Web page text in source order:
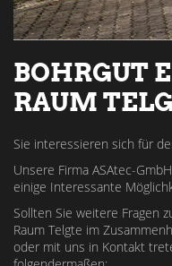
BOHRGUT
RAUM
Sie interessieren sich für
Unsere Firma ASAtec-
einige Interessante
Sollten Sie weitere Fragen
Raum Telgte im
oder mit uns in Kontakt